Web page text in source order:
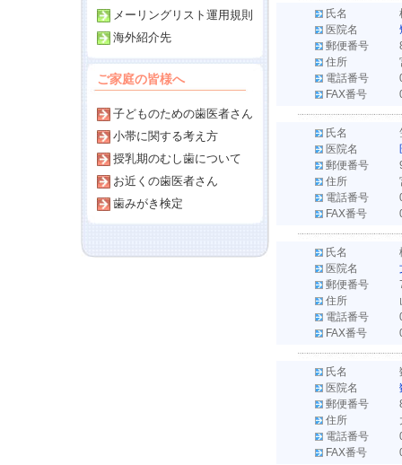
メーリングリスト運用規則
海外紹介先
ご家庭の皆様へ
子どものための歯医者さん
小帯に関する考え方
授乳期のむし歯について
お近くの歯医者さん
歯みがき検定
氏名
医院名
郵便番号
住所
電話番号
FAX番号
氏名
医院名
郵便番号
住所
電話番号
FAX番号
氏名
医院名
郵便番号
住所
電話番号
FAX番号
氏名
医院名
郵便番号
住所
電話番号
FAX番号